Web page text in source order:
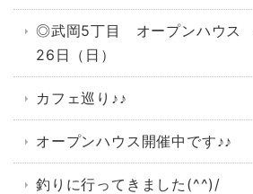
◎武岡5丁目 オープンハウス
26日（日）
カフェ巡り♪♪
オープンハウス開催中です♪♪
釣りに行ってきました(^^)/